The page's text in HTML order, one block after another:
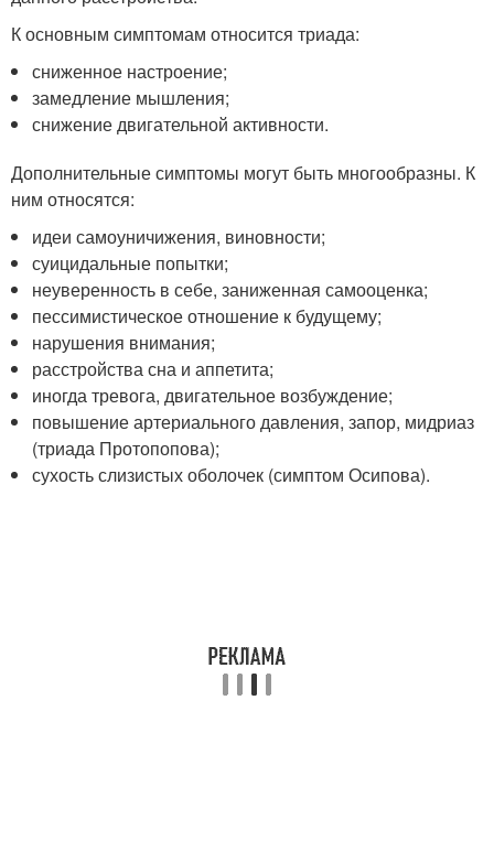
К основным симптомам относится триада:
сниженное настроение;
замедление мышления;
снижение двигательной активности.
Дополнительные симптомы могут быть многообразны. К
ним относятся:
идеи самоуничижения, виновности;
суицидальные попытки;
неуверенность в себе, заниженная самооценка;
пессимистическое отношение к будущему;
нарушения внимания;
расстройства сна и аппетита;
иногда тревога, двигательное возбуждение;
повышение артериального давления, запор, мидриаз
(триада Протопопова);
сухость слизистых оболочек (симптом Осипова).